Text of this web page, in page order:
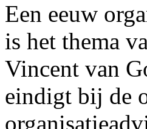
Een eeuw
is het thema
Vincent van
eindigt bij de